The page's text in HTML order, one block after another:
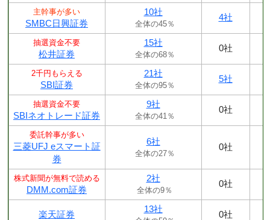
主幹事が多い
SMBC日興証券
10社
全体の45％
4社
抽選資金不要
松井証券
15社
全体の68％
0社
2千円もらえる
SBI証券
21社
全体の95％
5社
抽選資金不要
SBIネオトレード証券
9社
全体の41％
0社
委託幹事が多い
三菱UFJ eスマート証
券
6社
全体の27％
0社
株式新聞が無料で読める
DMM.com証券
2社
全体の9％
0社
楽天証券
13社
0社